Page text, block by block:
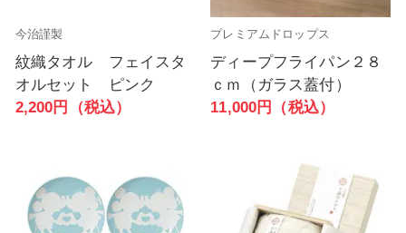
今治謹製
紋織タオル フェイスタ
オルセット ピンク
2,200円（税込）
プレミアムドロップス
ディープフライパン２８
ｃｍ（ガラス蓋付）
11,000円（税込）